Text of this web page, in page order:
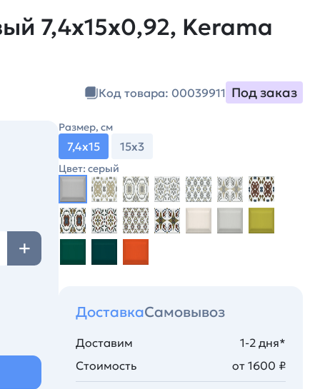
7,4x15x0,92, Kerama
Код товара: 00039911 Под заказ
Размер, см
7,4х15 15х3
Цвет: серый
ДоставкаСамовывоз
Доставим
1-2 дня*
Стоимость
от 1600 ₽